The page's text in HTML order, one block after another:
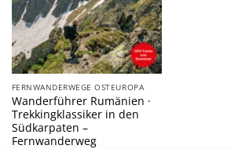
FERNWANDERWEGE OSTEUROPA
Wanderführer Rumänien ·
Trekkingklassiker in den
Südkarpaten –
Fernwanderweg